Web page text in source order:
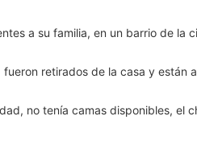
a su familia, en un barrio de la
retirados de la casa y están
no tenía camas disponibles, el